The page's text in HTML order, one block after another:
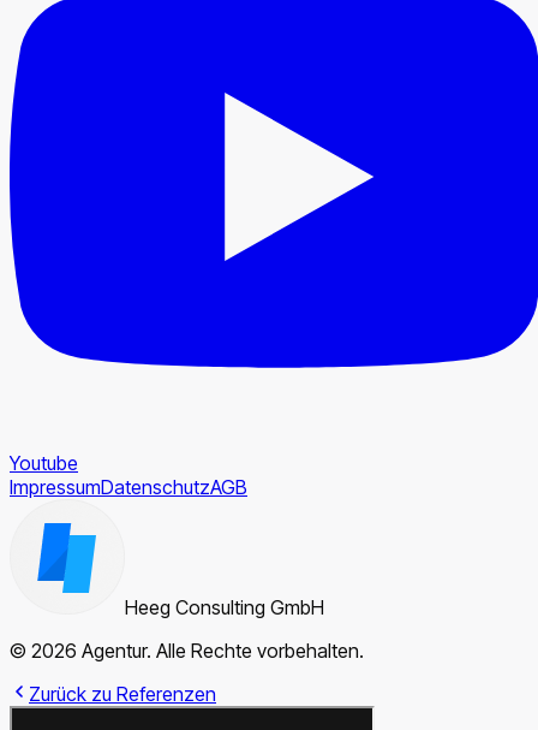
Youtube
ImpressumDatenschutzAGB
Heeg Consulting GmbH
© 2026 Agentur. Alle Rechte vorbehalten.
Zurück zu Referenzen